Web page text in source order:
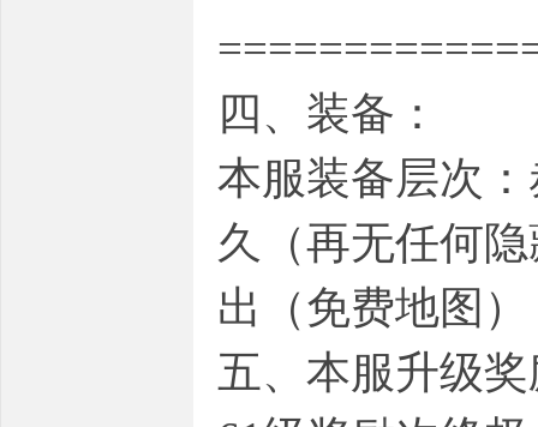
四、装备：
本服装备层次
久（再无任何
出（免费地图
五、本服升级